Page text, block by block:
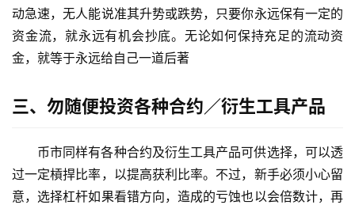
动急速，无人能说准其升势或跌势，只要你永远保有一定的
资金流，就永远有机会抄底。无论如何保持充足的流动资
金，就等于永远给自己一道后著
三、勿随便投资各种合约／衍生工具产品
币市同样有各种合约及衍生工具产品可供选择，可以透
过一定槓捍比率，以提高获利比率。不过，新手必须小心留
意，选择杠杆如果看错方向，造成的亏蚀也以会倍数计，再